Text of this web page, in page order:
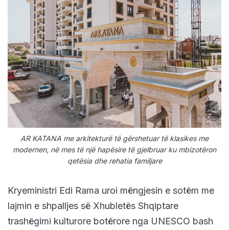
AR KATANA me arkitekturë të gërshetuar të klasikes me
modernen, në mes të një hapësire të gjelbruar ku mbizotëron
qetësia dhe rehatia familjare
Kryeministri Edi Rama uroi mëngjesin e sotëm me
lajmin e shpalljes së Xhubletës Shqiptare
trashëgimi kulturore botërore nga UNESCO bash